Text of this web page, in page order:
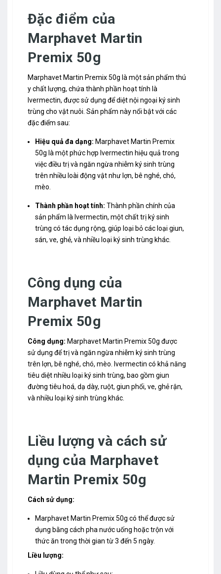
Đặc điểm của
Marphavet Martin
Premix 50g
Marphavet Martin Premix 50g là một sản phẩm thú
y chất lượng, chứa thành phần hoạt tính là
Ivermectin, được sử dụng để diệt nội ngoại ký sinh
trùng cho vật nuôi. Sản phẩm này nổi bật với các
đặc điểm sau:
Hiệu quả đa dạng: Marphavet Martin Premix
50g là một phức hợp Ivermectin hiệu quả trong
việc điều trị và ngăn ngừa nhiễm ký sinh trùng
trên nhiều loài động vật như lợn, bê nghé, chó,
mèo.
Thành phần hoạt tính: Thành phần chính của
sản phẩm là Ivermectin, một chất trị ký sinh
trùng có tác dụng rộng, giúp loại bỏ các loại giun,
sán, ve, ghẻ, và nhiều loại ký sinh trùng khác.
Công dụng của
Marphavet Martin
Premix 50g
Công dụng: Marphavet Martin Premix 50g được
sử dụng để trị và ngăn ngừa nhiễm ký sinh trùng
trên lợn, bê nghé, chó, mèo. Ivermectin có khả năng
tiêu diệt nhiều loại ký sinh trùng, bao gồm giun
đường tiêu hoá, dạ dày, ruột, giun phổi, ve, ghẻ rận,
và nhiều loại ký sinh trùng khác.
Liều lượng và cách sử
dụng của Marphavet
Martin Premix 50g
Cách sử dụng:
Marphavet Martin Premix 50g có thể được sử
dụng bằng cách pha nước uống hoặc trộn với
thức ăn trong thời gian từ 3 đến 5 ngày.
Liều lượng: